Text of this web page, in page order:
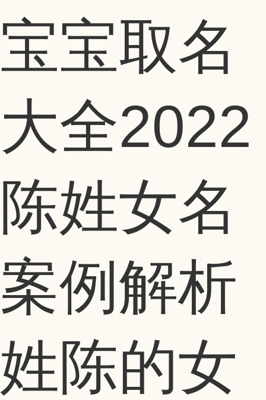
宝宝取名
大全2022
陈姓女名
案例解析
姓陈的女